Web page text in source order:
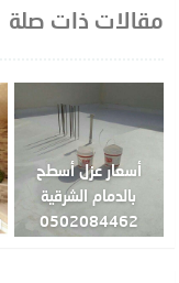
مقالات ذات صلة
أسعار عزل أسطح
بالدمام الشرقية
0502084462